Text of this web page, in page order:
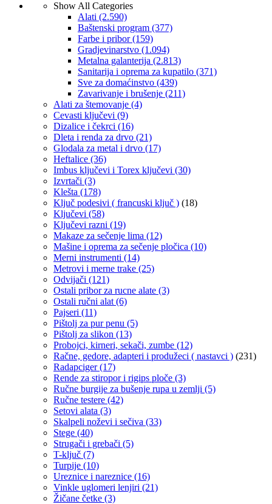
Show All Categories
Alati (2.590)
Baštenski program (377)
Farbe i pribor(159)
Gradjevinarstvo (1.094)
Metalna galanterija (2.813)
Sanitarija i oprema za kupatilo (371)
Sve za domaćinstvo (439)
Zavarivanje i brušenje (211)
Alati za štemovanje (4)
Cevasti ključevi (9)
Dizalice i čekrci (16)
Dleta i renda za drvo (21)
Glodala za metal i drvo (17)
Heftalice (36)
Imbus ključevi i Torex ključevi (30)
Izvrtači (3)
Klešta (178)
Ključ podesivi ( francuski ključ ) (18)
Ključevi (58)
Ključevi razni (19)
Makaze za sečenje lima (12)
Mašine i oprema za sečenje pločica (10)
Merni instrumenti (14)
Metrovi i merne trake (25)
Odvijači (121)
Ostali pribor za rucne alate (3)
Ostali ručni alat (6)
Pajseri (11)
Pištolj za pur penu (5)
Pištolj za slikon (13)
Probojci, kirneri, sekači, zumbe (12)
Račne, gedore, adapteri i produžeci ( nastavci ) (231)
Radapciger(17)
Rende za stiropor i rigips ploče (3)
Ručne burgije za bušenje rupa u zemlji (5)
Ručne testere (42)
Setovi alata (3)
Skalpeli noževi i sečiva (33)
Stege (40)
Strugači i grebači (5)
T-ključ (7)
Turpije (10)
Ureznice i nareznice (16)
Vinkle uglomeri lenjiri (21)
Žičane četke (3)